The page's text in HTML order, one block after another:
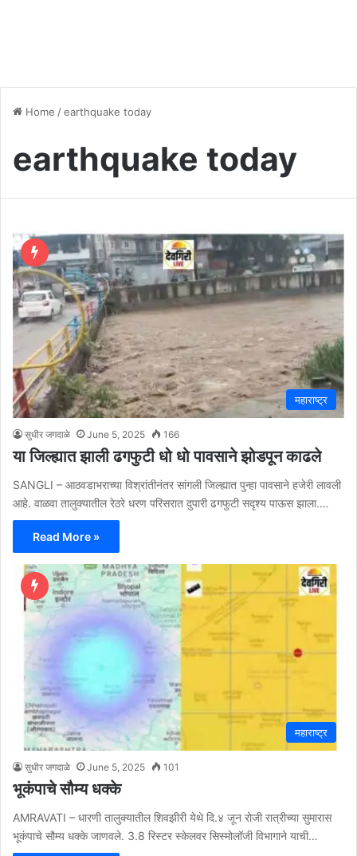
Home /earthquake today
earthquake today
महाराष्ट्र
सुधीर जगदाळे June 5, 2025 166
या जिल्ह्यात झाली ढगफुटी धो धो पावसाने झोडपून काढले
SANGLI – आठवडाभराच्या विश्रांतीनंतर सांगली जिल्ह्यात पुन्हा पावसाने हजेरी लावली
आहे. वाळवा तालुक्यातील रेठरे धरण परिसरात दुपारी ढगफुटी सदृश्य पाऊस झाला.…
Read More »
महाराष्ट्र
सुधीर जगदाळे June 5, 2025 101
भूकंपाचे सौम्य धक्के
AMRAVATI – धारणी तालुक्यातील शिवझीरी येथे दि.४ जून रोजी रात्रीच्या सुमारास
भूकंपाचे सौम्य धक्के जाणवले. 3.8 रिस्टर स्केलवर सिस्मोलॉजी विभागाने याची…